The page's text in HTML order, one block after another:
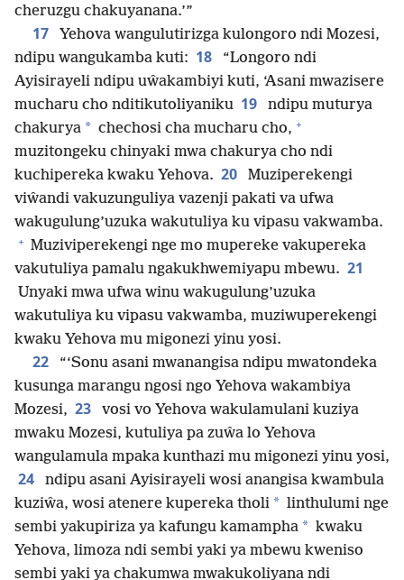
cheruzgu chakuyanana.’”
17
Yehova wangulutirizga kulongoro ndi Mozesi,
ndipu wangukamba kuti: 18
“Longoro ndi
Ayisirayeli ndipu uŵakambiyi kuti, ‘Asani mwazisere
mucharu cho nditikutoliyaniku 19
ndipu muturya
chakurya * chechosi cha mucharu cho, +
muzitongeku chinyaki mwa chakurya cho ndi
kuchipereka kwaku Yehova. 20
Muziperekengi
viŵandi vakuzunguliya vazenji pakati va ufwa
wakugulung’uzuka wakutuliya ku vipasu vakwamba.
+ Muziviperekengi nge mo mupereke vakupereka
vakutuliya pamalu ngakukhwemiyapu mbewu. 21
Unyaki mwa ufwa winu wakugulung’uzuka
wakutuliya ku vipasu vakwamba, muziwuperekengi
kwaku Yehova mu migonezi yinu yosi.
22
“‘Sonu asani mwanangisa ndipu mwatondeka
kusunga marangu ngosi ngo Yehova wakambiya
Mozesi, 23
vosi vo Yehova wakulamulani kuziya
mwaku Mozesi, kutuliya pa zuŵa lo Yehova
wangulamula mpaka kunthazi mu migonezi yinu yosi,
24
ndipu asani Ayisirayeli wosi anangisa kwambula
kuziŵa, wosi atenere kupereka tholi * linthulumi nge
sembi yakupiriza ya kafungu kamampha * kwaku
Yehova, limoza ndi sembi yaki ya mbewu kweniso
sembi yaki ya chakumwa mwakukoliyana ndi